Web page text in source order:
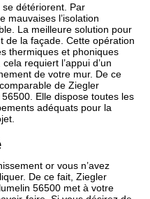
détériorent. Par
mauvaises l’isolation
La meilleure solution pour
de la façade. Cette opération
thermiques et phoniques
requiert l’appui d’un
de votre mur. De ce
de Ziegler
Elle dispose toutes les
adéquats pour la
or vous n’avez
De ce fait, Ziegler
56500 met à votre